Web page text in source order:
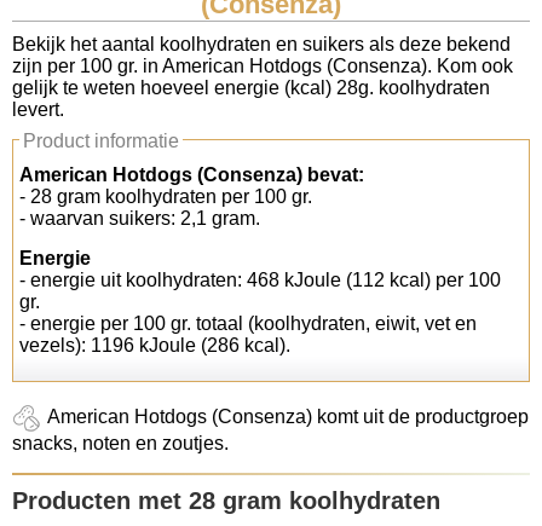
Koolhydraten tellen
Links
Bekijk het aantal koolhydraten en suikers als deze bekend
zijn per 100 gr. in American Hotdogs (Consenza). Kom ook
gelijk te weten hoeveel energie (kcal) 28g. koolhydraten
levert.
Product informatie
American Hotdogs (Consenza) bevat:
- 28 gram koolhydraten per 100 gr.
- waarvan suikers: 2,1 gram.
Energie
- energie uit koolhydraten: 468 kJoule (112 kcal) per 100
gr.
- energie per 100 gr. totaal (koolhydraten, eiwit, vet en
vezels): 1196 kJoule (286 kcal).
American Hotdogs (Consenza) komt uit de productgroep
snacks, noten en zoutjes.
Producten met 28 gram koolhydraten